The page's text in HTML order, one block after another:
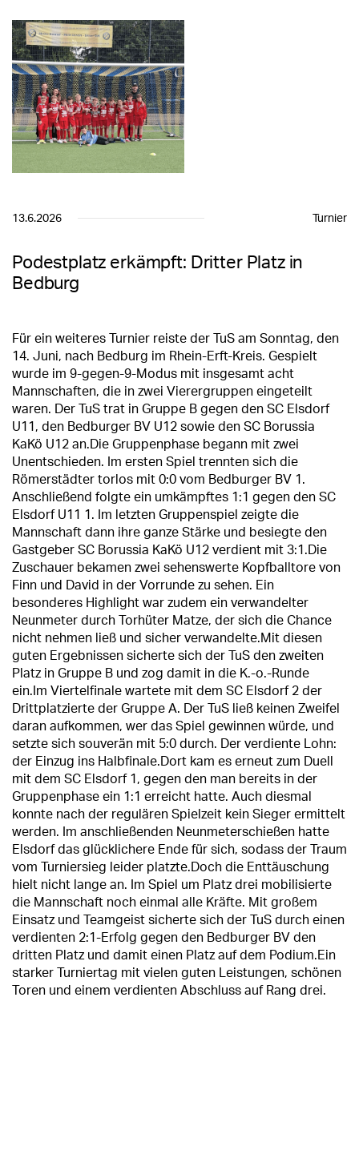
13.6.2026 Turnier
Podestplatz erkämpft: Dritter Platz in
Bedburg
Für ein weiteres Turnier reiste der TuS am Sonntag, den
14. Juni, nach Bedburg im Rhein-Erft-Kreis. Gespielt
wurde im 9-gegen-9-Modus mit insgesamt acht
Mannschaften, die in zwei Vierergruppen eingeteilt
waren. Der TuS trat in Gruppe B gegen den SC Elsdorf
U11, den Bedburger BV U12 sowie den SC Borussia
KaKö U12 an.Die Gruppenphase begann mit zwei
Unentschieden. Im ersten Spiel trennten sich die
Römerstädter torlos mit 0:0 vom Bedburger BV 1.
Anschließend folgte ein umkämpftes 1:1 gegen den SC
Elsdorf U11 1. Im letzten Gruppenspiel zeigte die
Mannschaft dann ihre ganze Stärke und besiegte den
Gastgeber SC Borussia KaKö U12 verdient mit 3:1.Die
Zuschauer bekamen zwei sehenswerte Kopfballtore von
Finn und David in der Vorrunde zu sehen. Ein
besonderes Highlight war zudem ein verwandelter
Neunmeter durch Torhüter Matze, der sich die Chance
nicht nehmen ließ und sicher verwandelte.Mit diesen
guten Ergebnissen sicherte sich der TuS den zweiten
Platz in Gruppe B und zog damit in die K.-o.-Runde
ein.Im Viertelfinale wartete mit dem SC Elsdorf 2 der
Drittplatzierte der Gruppe A. Der TuS ließ keinen Zweifel
daran aufkommen, wer das Spiel gewinnen würde, und
setzte sich souverän mit 5:0 durch. Der verdiente Lohn:
der Einzug ins Halbfinale.Dort kam es erneut zum Duell
mit dem SC Elsdorf 1, gegen den man bereits in der
Gruppenphase ein 1:1 erreicht hatte. Auch diesmal
konnte nach der regulären Spielzeit kein Sieger ermittelt
werden. Im anschließenden Neunmeterschießen hatte
Elsdorf das glücklichere Ende für sich, sodass der Traum
vom Turniersieg leider platzte.Doch die Enttäuschung
hielt nicht lange an. Im Spiel um Platz drei mobilisierte
die Mannschaft noch einmal alle Kräfte. Mit großem
Einsatz und Teamgeist sicherte sich der TuS durch einen
verdienten 2:1-Erfolg gegen den Bedburger BV den
dritten Platz und damit einen Platz auf dem Podium.Ein
starker Turniertag mit vielen guten Leistungen, schönen
Toren und einem verdienten Abschluss auf Rang drei.